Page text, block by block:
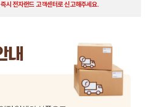
즉시 전자랜드 고객센터로 신고해주세요.